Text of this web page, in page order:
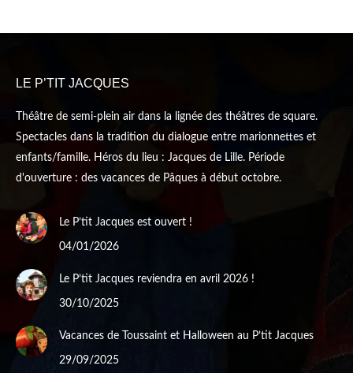
windowwindow
LE P’TIT JACQUES
Théâtre de semi-plein air dans la lignée des théâtres de square.
Spectacles dans la tradition du dialogue entre marionnettes et
enfants/famille. Héros du lieu : Jacques de Lille. Période
d'ouverture : des vacances de Pâques à début octobre.
Le P’tit Jacques est ouvert !
04/01/2026
Le P’tit Jacques reviendra en avril 2026 !
30/10/2025
Vacances de Toussaint et Halloween au P’tit Jacques
29/09/2025